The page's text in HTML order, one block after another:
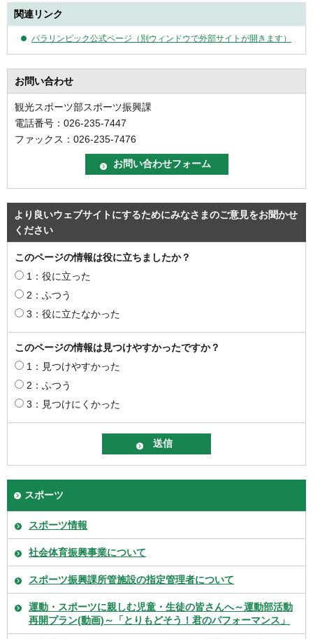
関連リンク
パラリンピック公式ページ（別ウィンドウで外部サイトが開きます）
お問い合わせ
観光スポーツ部スポーツ振興課
電話番号：026-235-7447
ファックス：026-235-7476
より良いウェブサイトにするためにみなさまのご意見をお聞かせ
ください
このページの情報は役に立ちましたか？
1：役に立った
2：ふつう
3：役に立たなかった
このページの情報は見つけやすかったですか？
1：見つけやすかった
2：ふつう
3：見つけにくかった
スポーツ
スポーツ情報
社会体育振興事業について
スポーツ振興課所管施設の指定管理者について
運動・スポーツに親しむ児童・生徒の皆さんへ～運動部活動
再開プラン(動画)～「とりもどそう！君のパフォーマンス」